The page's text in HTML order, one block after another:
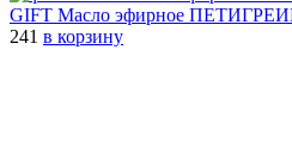
GIFT Масло эфирное
241 в корзину